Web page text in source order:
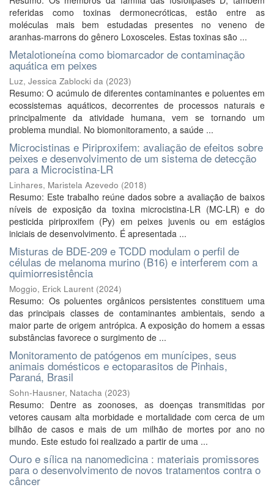
referidas como toxinas dermonecróticas, estão entre as
moléculas mais bem estudadas presentes no veneno de
aranhas-marrons do gênero Loxosceles. Estas toxinas são ...
Metalotioneína como biomarcador de contaminação
aquática em peixes
Luz, Jessica Zablocki da (2023)
Resumo: O acúmulo de diferentes contaminantes e poluentes em
ecossistemas aquáticos, decorrentes de processos naturais e
principalmente da atividade humana, vem se tornando um
problema mundial. No biomonitoramento, a saúde ...
Microcistinas e Piriproxifem: avaliação de efeitos sobre
peixes e desenvolvimento de um sistema de detecção
para a Microcistina-LR
Linhares, Maristela Azevedo (2018)
Resumo: Este trabalho reúne dados sobre a avaliação de baixos
níveis de exposição da toxina microcistina-LR (MC-LR) e do
pesticida piriproxifem (Py) em peixes juvenis ou em estágios
iniciais de desenvolvimento. É apresentada ...
Misturas de BDE-209 e TCDD modulam o perfil de
células de melanoma murino (B16) e interferem com a
quimiorresistência
Moggio, Erick Laurent (2024)
Resumo: Os poluentes orgânicos persistentes constituem uma
das principais classes de contaminantes ambientais, sendo a
maior parte de origem antrópica. A exposição do homem a essas
substâncias favorece o surgimento de ...
Monitoramento de patógenos em munícipes, seus
animais domésticos e ectoparasitos de Pinhais,
Paraná, Brasil
Sohn-Hausner, Natacha (2023)
Resumo: Dentre as zoonoses, as doenças transmitidas por
vetores causam alta morbidade e mortalidade com cerca de um
bilhão de casos e mais de um milhão de mortes por ano no
mundo. Este estudo foi realizado a partir de uma ...
Ouro e sílica na nanomedicina : materiais promissores
para o desenvolvimento de novos tratamentos contra o
câncer